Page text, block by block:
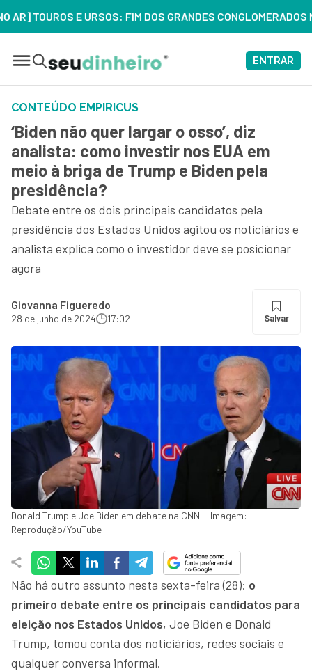
E URSOS:FIM DOS GRANDES CONGLOMERADOS NO
ENTRAR
CONTEÚDO EMPIRICUS
‘Biden não quer largar o osso’, diz
analista: como investir nos EUA em
meio à briga de Trump e Biden pela
presidência?
Debate entre os dois principais candidatos pela
presidência dos Estados Unidos agitou os noticiários e
analista explica como o investidor deve se posicionar
agora
Giovanna Figueredo
28 de junho de 2024 17:02 Salvar
Donald Trump e Joe Biden em debate na CNN. - Imagem:
Reprodução/YouTube
Não há outro assunto nesta sexta-feira (28): o
primeiro debate entre os principais candidatos para
eleição nos Estados Unidos, Joe Biden e Donald
Trump, tomou conta dos noticiários, redes sociais e
qualquer conversa informal.